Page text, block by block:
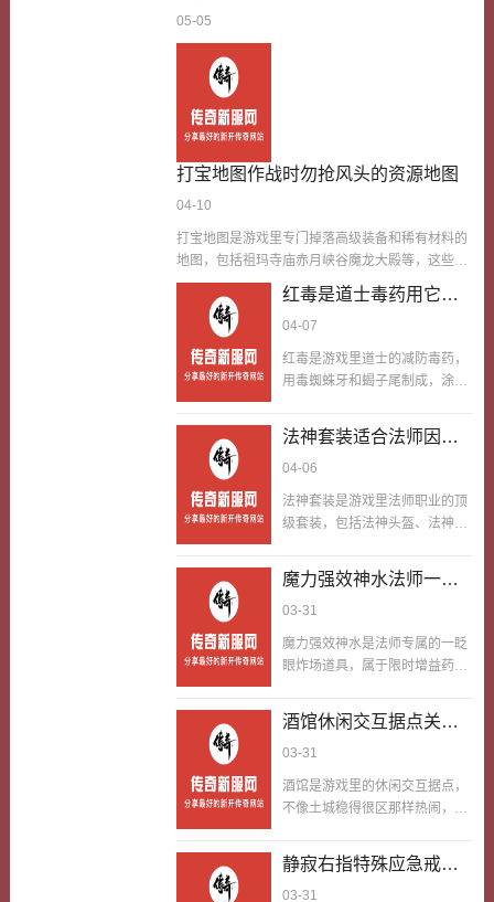
05-05
打宝地图作战时勿抢风头的资源地图
04-10
打宝地图是游戏里专门掉落高级装备和稀有材料的
地图，包括祖玛寺庙赤月峡谷魔龙大殿等，这些地
图内的BOSS和精英怪物掉落的奖励非常丰厚，但
也吸引了大量玩家前来争夺，很容易引发PK。在打
宝地图作战时不要总是抢著出风头，一方面是因为
抢风头容易成为其他玩家的攻击目标，导致死亡并
失去奖励；另一方面是因为打宝需要团队协作，抢
月教主刷新，不顾团队安排，直接冲上去抢输出，
结果吸引了教主的仇恨，还成了其他玩家的攻击目
标，最后不仅被教主击杀，辛苦刷到的材料也…
红毒是道士毒药用它打
怪才能快速开启七星龙
04-07
红毒是游戏里道士的减防毒药，
用毒蜘蛛牙和蝎子尾制成，涂抹
御降低15%，持续秒，很多道士
只用它刷怪，其实用红毒打怪，
才能快速开启七星龙脉活动活动
要求玩家在分钟内清理只龙脉守
卫，龙脉守卫防御高，用红毒减
当年靠红毒，没8分钟就清理完
守卫，开启活动拿到了龙脉碎
加七星龙脉活动，我没带红毒，
打龙脉守卫一下只掉点血，分钟
来老玩家跟我说：用红毒减防，
才能快速清理守卫，开启活动拿
奖励，别省毒药。我照做…
法神套装适合法师因此
玩家完全可以选择到适
04-06
法神套装是游戏里法师职业的顶
级套装，包括法神头盔、法神项
幅提升魔法攻击和魔法防御，还
能激活法神护盾特效，受到攻击
时减少20%伤害，是法师玩家的
终极追求。很多新手玩家不知道
选什么职业，其实法神套装的存
此玩家完全可以选择到适合自己
的职业，我当年就是因为喜欢法
业，一直玩到现在。第一次看到
法神套装，是在公会里的资深法
冰咆哮，特效华丽，伤害还高，
我瞬间就喜欢上了这个职业。后
来我开始玩法师，朝着…
魔力强效神水法师一眨
眼炸场道具适当放自个
03-31
魔力强效神水是法师专属的一眨
眼炸场道具，属于限时增益药
伤害，变少技能蓝耗，加快技能
放速度，是法师群刷怪、打
BOSS、PK的神器。平时刷怪用
太浪费，留到高危每时每刻用，
能一眨眼让法师的群伤能力拉
不得用这瓶神水，一直囤在仓库
过期，要么随便乱用，没发挥出
酒馆休闲交互据点关联
任务过程其实并不是很
03-31
酒馆是游戏里的休闲交互据点，
不像土城稳得很区那样热闹，也
面有NPC可以闲聊、接取隐藏任
务，还能跟别的玩家歇脚交流，
是游戏里少有的安逸地方。好多
静寂右指特殊应急戒指
快要了输了时候才能用
03-31